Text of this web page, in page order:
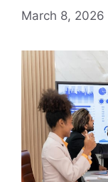
March 8, 2026